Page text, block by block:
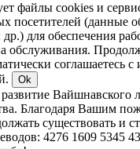
файлы cookies и
посетителей (данные
для обеспечения
обслуживания.
соглашаетесь с
Ok
Вайшнавского
Благодаря Вашим
существовать и
4276 1609 5345